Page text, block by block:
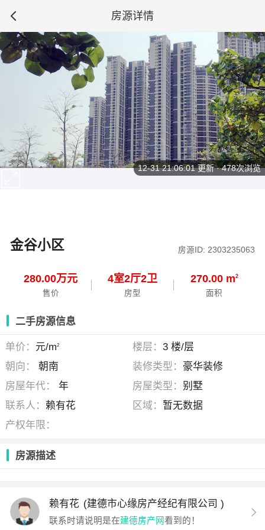
房源详情
金谷小区 房源ID: 2303235063
280.00万元
售价
4室2厅2卫
房型
270.00 m2
面积
12-31 21:06:01更新 · 478次浏览
二手房源信息
单价： 元/m2 楼层： 3 楼/层
朝向：
朝南 装修类型： 豪华装修
房屋年代：
年 房屋类型： 别墅
联系人： 赖有花 区域： 暂无数据
产权年限：
房源描述
赖有花 (建德市心缘房产经纪有限公司 )
联系时请说明是在建德房产网看到的！